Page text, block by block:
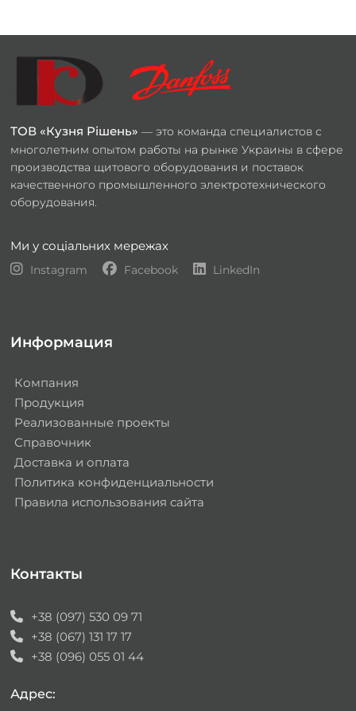
ТОВ «Кузня Рішень» — это команда специалистов с
многолетним опытом работы на рынке Украины в сфере
производства щитового оборудования и поставок
качественного промышленного электротехнического
оборудования.
Ми у соціальних мережах
Instagram Facebook LinkedIn
Информация
Компания
Продукция
Реализованные проекты
Справочник
Доставка и оплата
Политика конфиденциальности
Правила использования сайта
Контакты
+38 (097) 530 09 71
+38 (067) 131 17 17
+38 (096) 055 01 44
Адрес: